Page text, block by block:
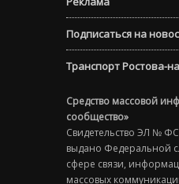
Подписаться на
Транспорт Ростова-
Средство массовой
сообщество»
Свидетельство ЭЛ №
выдано Федеральной
сфере связи,
массовых